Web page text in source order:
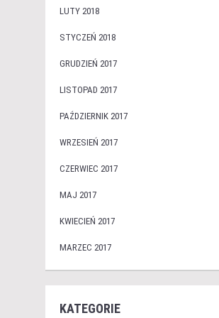
LUTY 2018
STYCZEŃ 2018
GRUDZIEŃ 2017
LISTOPAD 2017
PAŹDZIERNIK 2017
WRZESIEŃ 2017
CZERWIEC 2017
MAJ 2017
KWIECIEŃ 2017
MARZEC 2017
KATEGORIE